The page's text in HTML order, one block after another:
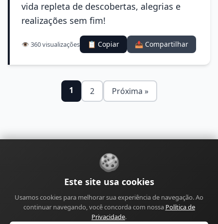
vida repleta de descobertas, alegrias e
realizações sem fim!
👁️ 360 visualizações 📋 Copiar 📤 Compartilhar
1 2 Próxima »
ContatoPolítica de Privacidade
Política de Correções Política de Monetização
Perfil do AutorTermos de UsoSiteSitemap
🍪
Este site usa cookies
Usamos cookies para melhorar sua experiência de navegação. Ao
continuar navegando, você concorda com nossa Política de
Privacidade.